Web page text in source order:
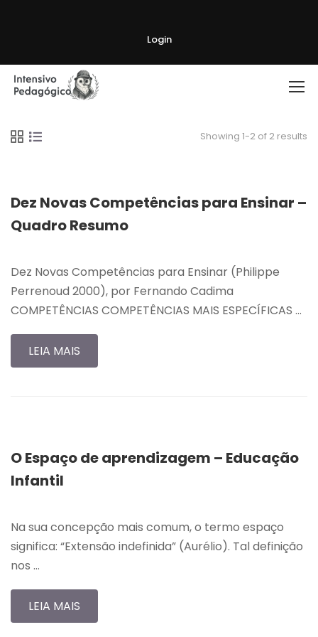
Login
Showing 1-2 of 2 results
Dez Novas Competências para Ensinar –
Quadro Resumo
Dez Novas Competências para Ensinar (Philippe
Perrenoud 2000), por Fernando Cadima
COMPETÊNCIAS COMPETÊNCIAS MAIS ESPECÍFICAS …
LEIA MAIS
O Espaço de aprendizagem – Educação
Infantil
Na sua concepção mais comum, o termo espaço
significa: “Extensão indefinida” (Aurélio). Tal definição
nos …
LEIA MAIS